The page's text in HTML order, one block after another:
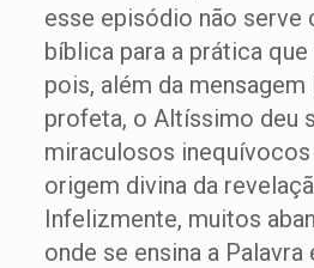
esse episódio não serve
bíblica para a prática
pois, além da mensagem
profeta, o Altíssimo deu
miraculosos inequívocos
origem divina da
Infelizmente, muitos
onde se ensina a Palavra